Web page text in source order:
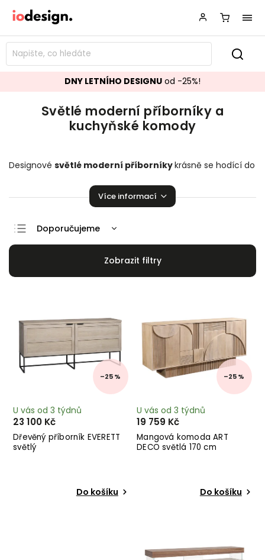
DNY LETNÍHO DESIGNU od -25%!
Světlé moderní příborníky a
kuchyňské komody
Designové světlé moderní příborníkykrásně se hodící do
které zaručeně pozvednou úroveň vaší
Více informací
Doporučujeme
Nejlevnější
–25 %
Dřevěný příborník EVERETT
světlý
U vás od 3 týdnů
23 100 Kč
Do košíku
–25 %
Mangová komoda ART
DECO světlá 170 cm
U vás od 3 týdnů
19 759 Kč
Do košíku